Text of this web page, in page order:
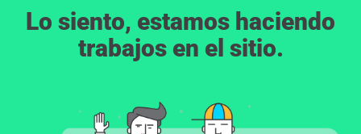
Lo siento, estamos haciendo
trabajos en el sitio.